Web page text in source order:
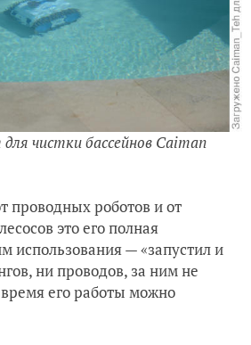
чистки бассейнов Caiman
проводных роботов и от
это его полная
использования — «запустил и
ни проводов, за ним не
его работы можно